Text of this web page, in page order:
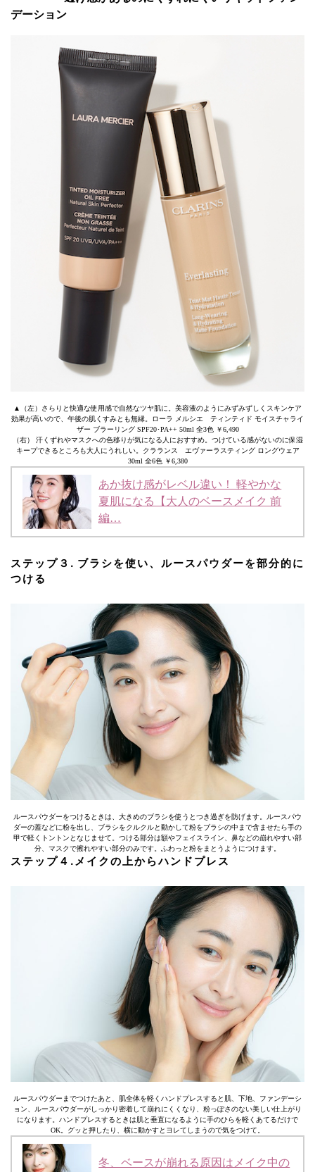
デーション
▲（左）さらりと快適な使用感で自然なツヤ肌に。美容液のようにみずみずしくスキンケア
効果が高いので、午後の肌くすみとも無縁。ローラ メルシエ ティンティド モイスチャライ
ザー ブラーリング SPF20･PA++ 50ml 全3色 ￥6,490
（右） 汗くずれやマスクへの色移りが気になる人におすすめ。つけている感がないのに保湿
キープできるところも大人にうれしい。クラランス エヴァーラスティング ロングウェア
30ml 全6色 ￥6,380
あか抜け感がレベル違い！ 軽やかな
夏肌になる【大人のベースメイク 前
編…
ステップ３. ブラシを使い、ルースパウダーを部分的に
つける
ルースパウダーをつけるときは、大きめのブラシを使うとつき過ぎを防げます。ルースパウ
ダーの蓋などに粉を出し、ブラシをクルクルと動かして粉をブラシの中まで含ませたら手の
甲で軽くトントンとなじませて。つける部分は額やフェイスライン、鼻などの崩れやすい部
分、マスクで擦れやすい部分のみです。ふわっと粉をまとうようにつけます。
ステップ４.メイクの上からハンドプレス
ルースパウダーまでつけたあと、肌全体を軽くハンドプレスすると肌、下地、ファンデーシ
ョン、ルースパウダーがしっかり密着して崩れにくくなり、粉っぽさのない美しい仕上がり
になります。ハンドプレスするときは肌と垂直になるように手のひらを軽くあてるだけで
OK。グッと押したり、横に動かすとヨレてしまうので気をつけて。
冬、ベースが崩れる原因はメイク中の